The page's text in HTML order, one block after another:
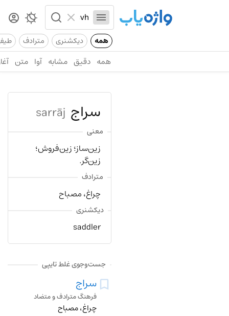
همه دیکشنری مترادف
همه دقیق مشابه آوا متن
سراج sarrāj
معنی
زین‌ساز؛ زین‌فروش؛
زین‌گر.
مترادف
چراغ، مصباح
دیکشنری
saddler
جست‌وجوی غلط تایپی
سراج
فرهنگ مترادف و متضاد
چراغ، مصباح